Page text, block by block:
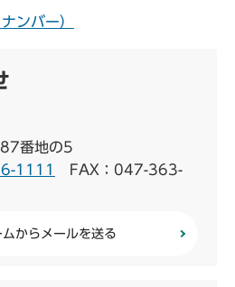
ンバー）
番地の5
1111
FAX：047-363-
からメールを送る